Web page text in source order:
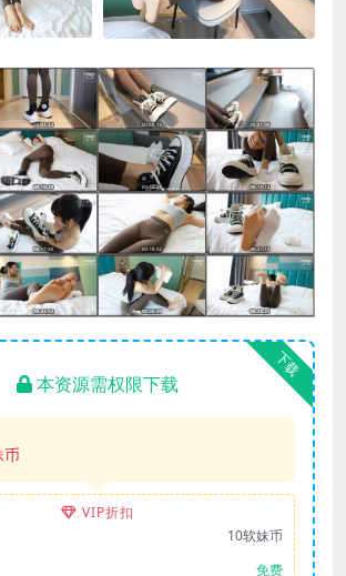
下载
本资源需权限下载
币
VIP折扣
10软妹币
免费